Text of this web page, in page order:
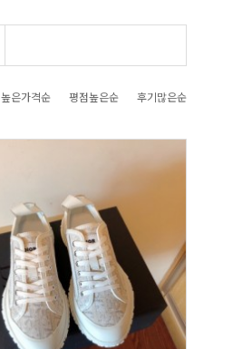
높은가격순 평점높은순 후기많은순